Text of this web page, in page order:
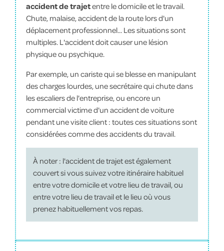
accident de trajetentre le domicile et le travail.
Chute, malaise, accident de la route lors d'un
déplacement professionnel... Les situations sont
multiples. L'accident doit causer une lésion
physique ou psychique.
Par exemple, un cariste qui se blesse en manipulant
des charges lourdes, une secrétaire qui chute dans
les escaliers de l'entreprise, ou encore un
commercial victime d'un accident de voiture
pendant une visite client : toutes ces situations sont
considérées comme des accidents du travail.
À noter : l'accident de trajet est également
couvert si vous suivez votre itinéraire habituel
entre votre domicile et votre lieu de travail, ou
entre votre lieu de travail et le lieu où vous
prenez habituellement vos repas.